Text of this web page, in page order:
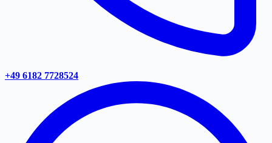
+49 6182 7728524